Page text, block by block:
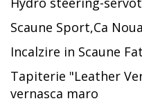
Scaune Sport,Ca
Incalzire in Scaune
Tapiterie "Leather
vernasca maro